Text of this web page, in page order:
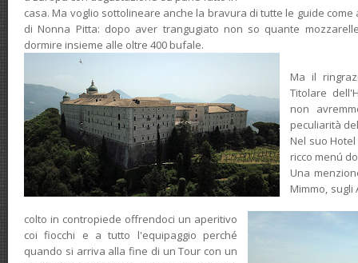
casa. Ma voglio sottolineare anche la bravura di tutte le guide
di Nonna Pitta: dopo aver trangugiato non so quante
dormire insieme alle oltre 400 bufale.
Ma il
Titolare
non
peculiarità
Nel suo
ricco menú
Una
Mimmo,
colto in contropiede offrendoci un aperitivo
coi fiocchi e a tutto l'equipaggio perché
quando si arriva alla fine di un Tour con un